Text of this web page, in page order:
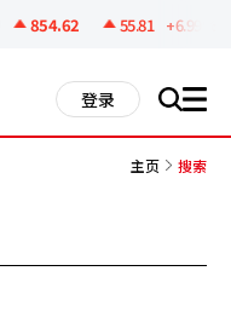
854.62 55.81 +6.99%
登录 搜 all
主页 搜索